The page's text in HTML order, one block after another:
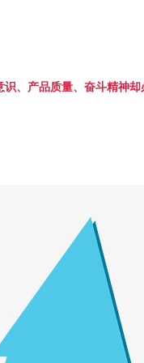
、产品质量、奋斗精神却